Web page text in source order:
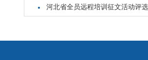
河北省全员远程培训征文活动评